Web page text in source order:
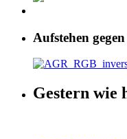
Aufstehen
Gestern wie